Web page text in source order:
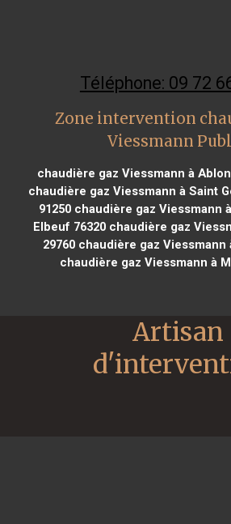
Téléphone: 09 72
Zone intervention
Viessmann
chaudière gaz Viessmann à
chaudière gaz Viessmann à Saint
91250chaudière gaz Viessmann
Elbeuf 76320chaudière gaz
29760 chaudière gaz Viessmann
chaudière gaz Viessmann à
Artisan